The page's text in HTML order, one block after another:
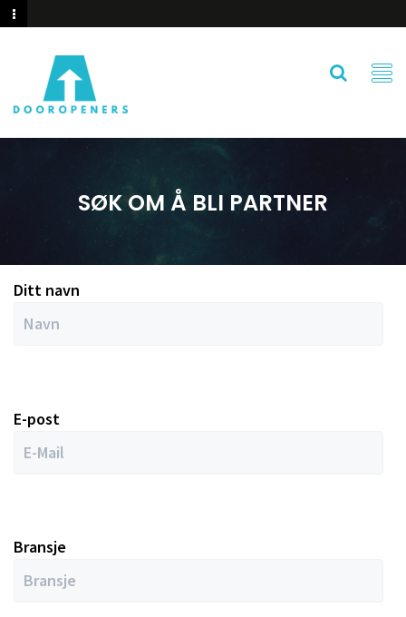
SØK OM Å BLI PARTNER
Ditt navn
E-post
Bransje